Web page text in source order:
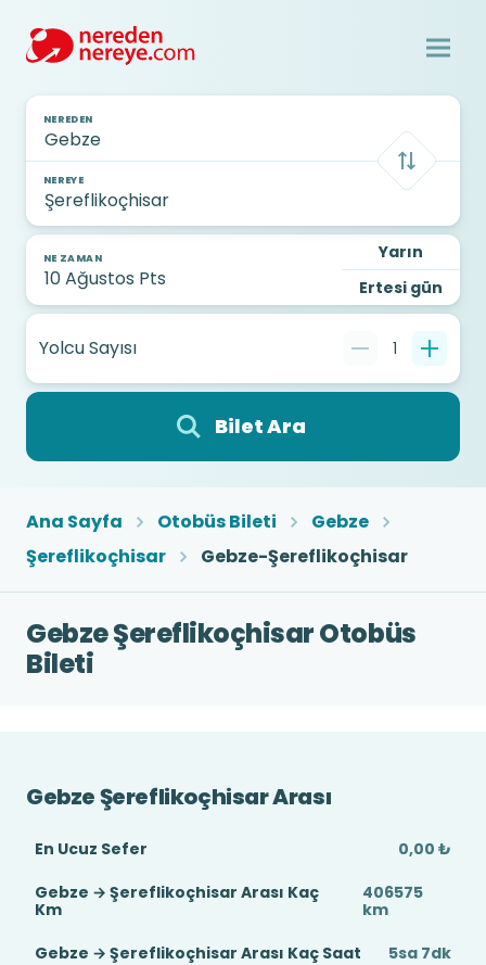
NEREDEN
NEREYE
NE ZAMAN
Yarın
Ertesi gün
Yolcu Sayısı 1
Bilet Ara
Ana Sayfa Otobüs Bileti
Gebze
Şereflikoçhisar
Gebze-Şereflikoçhisar
Gebze Şereflikoçhisar Otobüs
Bileti
Gebze Şereflikoçhisar Arası
En Ucuz Sefer
0,00 ₺
Gebze → Şereflikoçhisar Arası Kaç
Km
406575
km
Gebze → Şereflikoçhisar Arası Kaç Saat
5sa 7dk